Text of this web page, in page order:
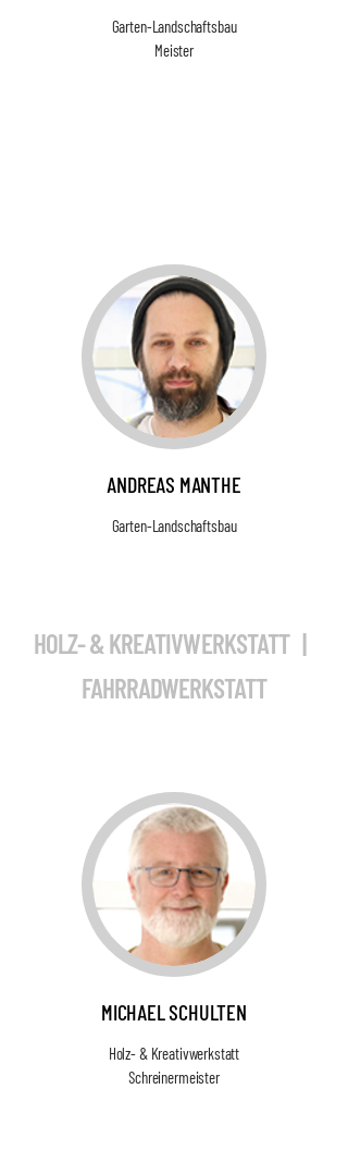
Garten-Landschaftsbau
Meister
ANDREAS MANTHE
Garten-Landschaftsbau
HOLZ- & KREATIVWERKSTATT |
FAHRRADWERKSTATT
MICHAEL SCHULTEN
Holz- & Kreativwerkstatt
Schreinermeister